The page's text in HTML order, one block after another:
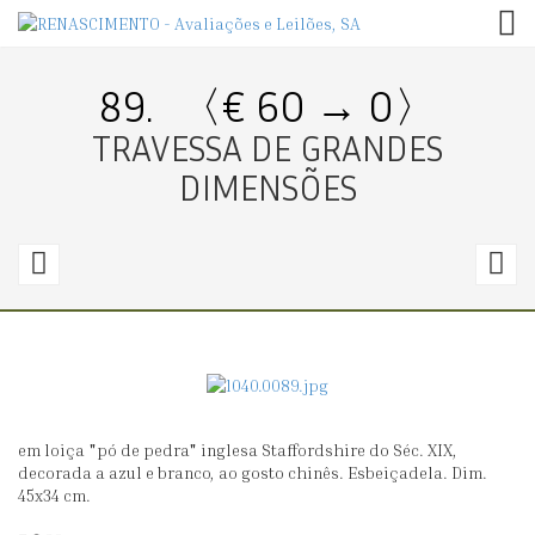
89. 〈€ 60 → 0〉
TRAVESSA DE GRANDES
DIMENSÕES
〈€
PRATO
em loiça "pó de pedra" inglesa Staffordshire do Séc. XIX,
decorada a azul e branco, ao gosto chinês. Esbeiçadela. Dim.
45x34 cm.